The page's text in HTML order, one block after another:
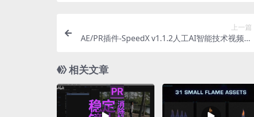
上一篇
AE/PR插件-SpeedX v1.1.2人工AI智能技术视频变
相关文章